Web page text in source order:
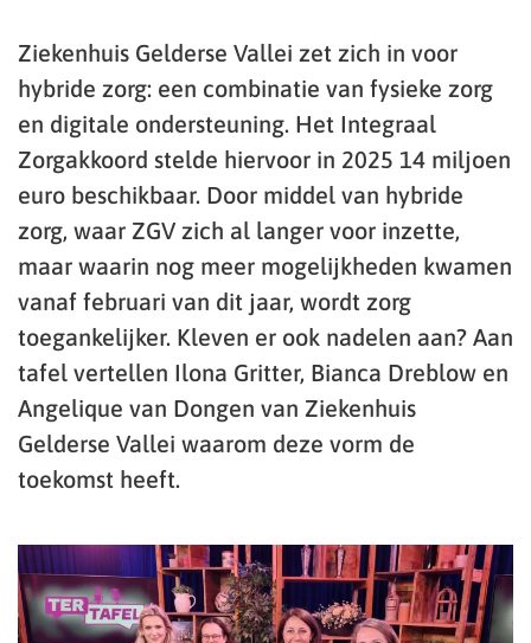
Ziekenhuis Gelderse Vallei zet zich in voor
hybride zorg: een combinatie van fysieke zorg
en digitale ondersteuning. Het Integraal
Zorgakkoord stelde hiervoor in 2025 14 miljoen
euro beschikbaar. Door middel van hybride
zorg, waar ZGV zich al langer voor inzette,
maar waarin nog meer mogelijkheden kwamen
vanaf februari van dit jaar, wordt zorg
toegankelijker. Kleven er ook nadelen aan? Aan
tafel vertellen Ilona Gritter, Bianca Dreblow en
Angelique van Dongen van Ziekenhuis
Gelderse Vallei waarom deze vorm de
toekomst heeft.